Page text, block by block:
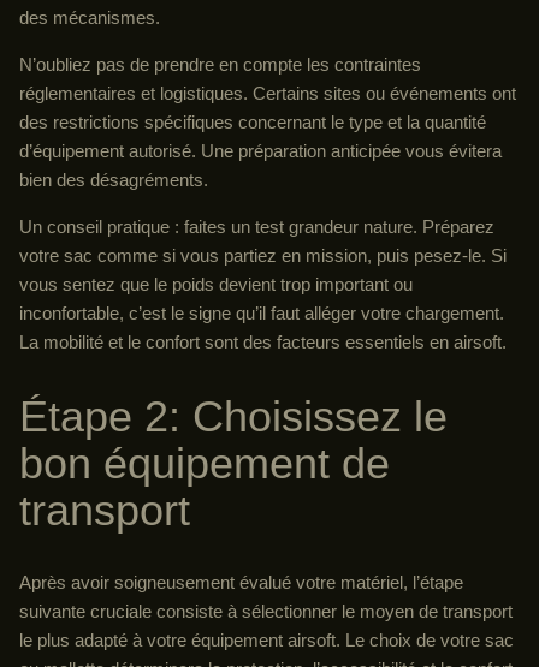
des mécanismes.
N’oubliez pas de prendre en compte les contraintes
réglementaires et logistiques. Certains sites ou événements ont
des restrictions spécifiques concernant le type et la quantité
d’équipement autorisé. Une préparation anticipée vous évitera
bien des désagréments.
Un conseil pratique : faites un test grandeur nature. Préparez
votre sac comme si vous partiez en mission, puis pesez-le. Si
vous sentez que le poids devient trop important ou
inconfortable, c’est le signe qu’il faut alléger votre chargement.
La mobilité et le confort sont des facteurs essentiels en airsoft.
Étape 2: Choisissez le
bon équipement de
transport
Après avoir soigneusement évalué votre matériel, l’étape
suivante cruciale consiste à sélectionner le moyen de transport
le plus adapté à votre équipement airsoft. Le choix de votre sac